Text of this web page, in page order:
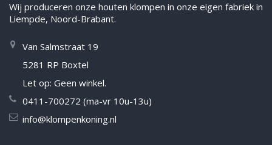
Wij produceren onze houten klompen in onze eigen fabriek in
Liempde, Noord-Brabant.
Van Salmstraat 19
5281 RP Boxtel
Let op: Geen winkel.
0411-700272 (ma-vr 10u-13u)
info@klompenkoning.nl